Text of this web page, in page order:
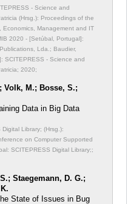
- Science and
(Hrsg.): Proceedings of the
Management and IT
2020 - [Setúbal, Portugal]:
Lda.; Baudier,
SCITEPRESS - Science and
2020;
Volk, M.; Bosse, S.;
Data in Big Data
Library; (Hrsg.):
on Computer Supported
SCITEPRESS Digital Library;;
Staegemann, D. G.;
State of Issues in Bug